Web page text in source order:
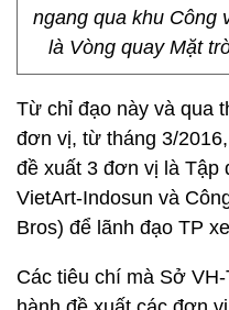
ngang qua khu Công
là Vòng quay Mặt
Từ chỉ đạo này và qua
đơn vị, từ tháng 3/
đề xuất 3 đơn vị là Tập
VietArt-Indosun và
Bros) để lãnh đạo TP
Các tiêu chí mà Sở